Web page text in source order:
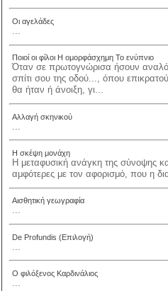
Οι αγελάδες
...
Ποιοί οι φίλοι Η ομορφάσχημη Το ενύπνιο
Όταν σε πρωτογνώρισα ήσουν
σπίτι σου της οδού..., όπου
θα ήταν ή άνοιξη, γι...
Αλλαγή σκηνικού
Η σκέψη μονάχη
Η μεταφυσική ανάγκη της σύνοψης
αμφότερες με τον αφορισμό, που η
Αισθητική γεωγραφία
...
De Profundis (Επιλογή)
Ο φιλόξενος Καρδινάλιος
...